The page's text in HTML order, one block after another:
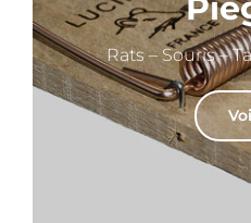
Rats – Souris –